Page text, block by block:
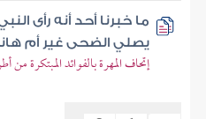
ما خبرنا أحد أنه رأى
يصلي الضحى غير أم
إتحاف المهرة بالفوائد المبتكرة